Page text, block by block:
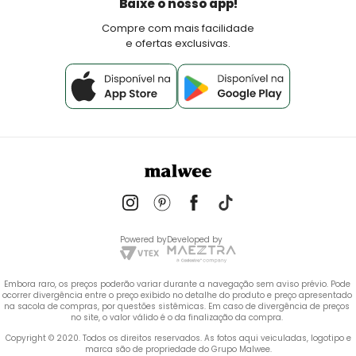
Baixe o nosso app!
Compre com mais facilidade
e ofertas exclusivas.
Powered byDeveloped by
Embora raro, os preços poderão variar durante a navegação sem aviso prévio. Pode
ocorrer divergência entre o preço exibido no detalhe do produto e preço apresentado
na sacola de compras, por questões sistêmicas. Em caso de divergência de preços
no site, o valor válido é o da finalização da compra.
marca são de propriedade do Grupo Malwee.